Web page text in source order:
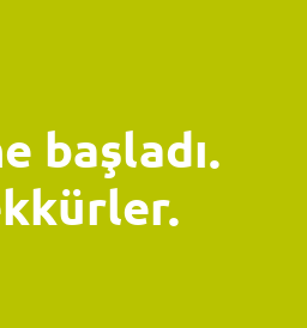
başladı.